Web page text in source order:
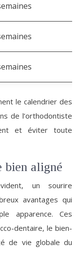
le calendrier des
de l’orthodontiste
et éviter toute
bien aligné
un sourire
avantages qui
apparence. Ces
dentaire, le bien-
de vie globale du